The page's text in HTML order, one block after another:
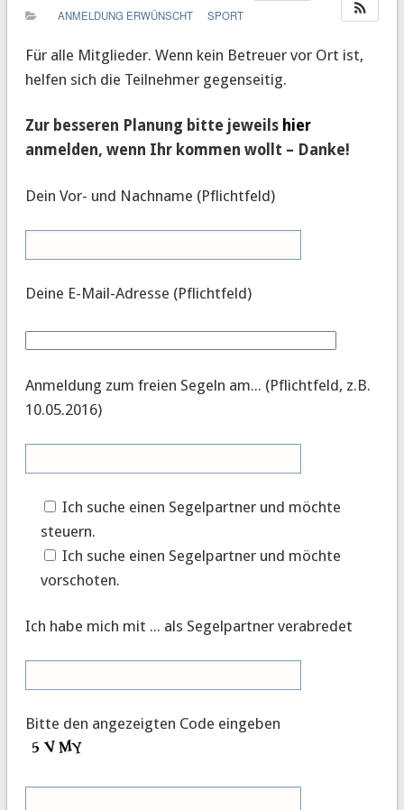
ANMELDUNG ERWÜNSCHT
SPORT
Für alle Mitglieder. Wenn kein Betreuer vor Ort ist,
helfen sich die Teilnehmer gegenseitig.
Zur besseren Planung bitte jeweilshier
anmelden, wenn Ihr kommen wollt – Danke!
Dein Vor- und Nachname (Pflichtfeld)
Deine E-Mail-Adresse (Pflichtfeld)
Anmeldung zum freien Segeln am... (Pflichtfeld, z.B.
10.05.2016)
Ich suche einen Segelpartner und möchte
steuern.
Ich suche einen Segelpartner und möchte
vorschoten.
Ich habe mich mit ... als Segelpartner verabredet
Bitte den angezeigten Code eingeben